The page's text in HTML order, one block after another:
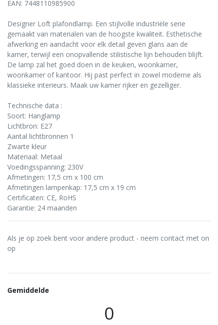
EAN: 7448110985900
Designer Loft plafondlamp. Een stijlvolle industriële serie
gemaakt van materialen van de hoogste kwaliteit. Esthetische
afwerking en aandacht voor elk detail geven glans aan de
kamer, terwijl een onopvallende stilistische lijn behouden blijft.
De lamp zal het goed doen in de keuken, woonkamer,
woonkamer of kantoor. Hij past perfect in zowel moderne als
klassieke interieurs. Maak uw kamer rijker en gezelliger.
Technische data :
Soort: Hanglamp
Lichtbron: E27
Aantal lichtbronnen 1
Zwarte kleur
Materiaal: Metaal
Voedingsspanning: 230V
Afmetingen: 17,5 cm x 100 cm
Afmetingen lampenkap: 17,5 cm x 19 cm
Certificaten: CE, RoHS
Garantie: 24 maanden
Als je op zoek bent voor andere product - neem contact met on
op
Gemiddelde
0